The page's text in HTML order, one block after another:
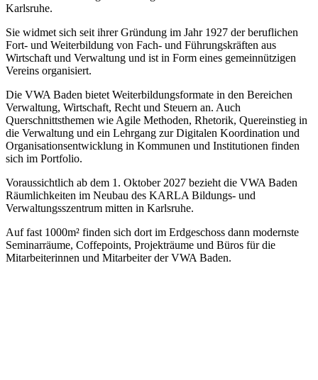
Karlsruhe.
Sie widmet sich seit ihrer Gründung im Jahr 1927 der beruflichen
Fort- und Weiterbildung von Fach- und Führungskräften aus
Wirtschaft und Verwaltung und ist in Form eines gemeinnützigen
Vereins organisiert.
Die VWA Baden bietet Weiterbildungsformate in den Bereichen
Verwaltung, Wirtschaft, Recht und Steuern an. Auch
Querschnittsthemen wie Agile Methoden, Rhetorik, Quereinstieg in
die Verwaltung und ein Lehrgang zur Digitalen Koordination und
Organisationsentwicklung in Kommunen und Institutionen finden
sich im Portfolio.
Voraussichtlich ab dem 1. Oktober 2027 bezieht die VWA Baden
Räumlichkeiten im Neubau des KARLA Bildungs- und
Verwaltungsszentrum mitten in Karlsruhe.
Auf fast 1000m² finden sich dort im Erdgeschoss dann modernste
Seminarräume, Coffepoints, Projekträume und Büros für die
Mitarbeiterinnen und Mitarbeiter der VWA Baden.